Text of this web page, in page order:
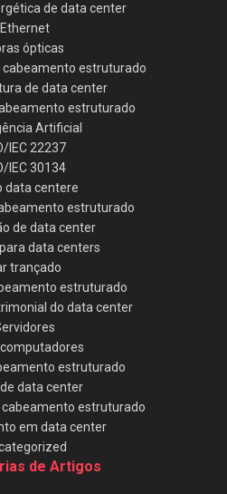
de data center
Ethernet
ópticas
cabeamento estruturado
de data center
estruturado
Artificial
IEC 22237
IEC 30134
data centere
estruturado
de data center
data centers
trançado
estruturado
do data center
estruturado
data center
estruturado
em data center
de Artigos